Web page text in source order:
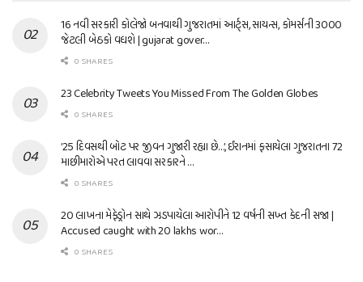
16 નવી સરકારી કોલેજો બનવાથી ગુજરાતમાં આર્ટ્સ, સાયન્સ, કોમર્સની 3000
જેટલી બેઠકો વધશે | gujarat gover…
0 SHARES
23 Celebrity Tweets You Missed From The Golden Globes
0 SHARES
’25 દિવસથી બોટ પર જીવન ગુજારી રહ્યા છે…’, ઈરાનમાં ફસાયેલા ગુજરાતના 72
માછીમારોએ પરત લાવવા સરકારને …
0 SHARES
20 લાખના મેફેડ્રોન સાથે ઝડપાયેલા આરોપીને 12 વર્ષની સખ્ત કેદની સજા |
Accused caught with 20 lakhs wor…
0 SHARES